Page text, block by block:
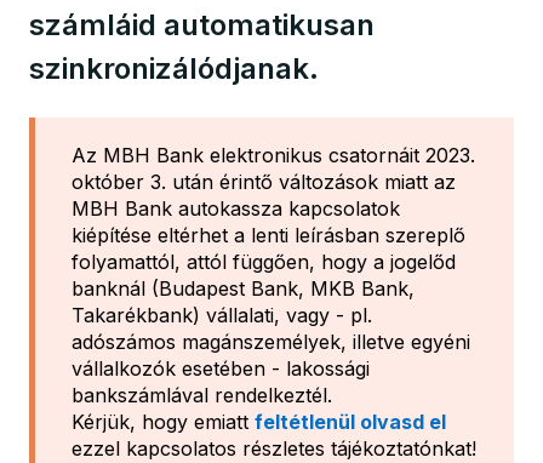
számláid automatikusan
szinkronizálódjanak.
Az MBH Bank elektronikus csatornáit 2023.
október 3. után érintő változások miatt az
MBH Bank autokassza kapcsolatok
kiépítése eltérhet a lenti leírásban szereplő
folyamattól, attól függően, hogy a jogelőd
banknál (Budapest Bank, MKB Bank,
Takarékbank) vállalati, vagy - pl.
adószámos magánszemélyek, illetve egyéni
vállalkozók esetében - lakossági
bankszámlával rendelkeztél.
Kérjük, hogy emiatt feltétlenül olvasd el
ezzel kapcsolatos részletes tájékoztatónkat!